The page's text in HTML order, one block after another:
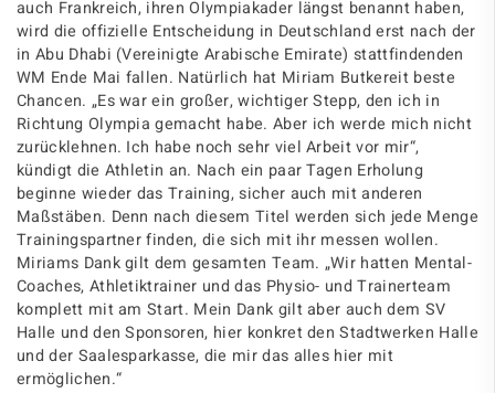
auch Frankreich, ihren Olympiakader längst benannt haben,
wird die offizielle Entscheidung in Deutschland erst nach der
in Abu Dhabi (Vereinigte Arabische Emirate) stattfindenden
WM Ende Mai fallen. Natürlich hat Miriam Butkereit beste
Chancen. „Es war ein großer, wichtiger Stepp, den ich in
Richtung Olympia gemacht habe. Aber ich werde mich nicht
zurücklehnen. Ich habe noch sehr viel Arbeit vor mir“,
kündigt die Athletin an. Nach ein paar Tagen Erholung
beginne wieder das Training, sicher auch mit anderen
Maßstäben. Denn nach diesem Titel werden sich jede Menge
Trainingspartner finden, die sich mit ihr messen wollen.
Miriams Dank gilt dem gesamten Team. „Wir hatten Mental-
Coaches, Athletiktrainer und das Physio- und Trainerteam
komplett mit am Start. Mein Dank gilt aber auch dem SV
Halle und den Sponsoren, hier konkret den Stadtwerken Halle
und der Saalesparkasse, die mir das alles hier mit
ermöglichen.“